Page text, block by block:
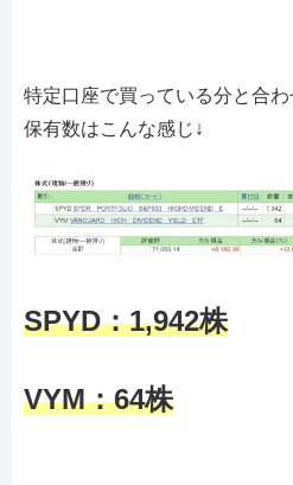
特定口座で買っている分と合
保有数はこんな感じ↓
SPYD：1,942株
VYM：64株